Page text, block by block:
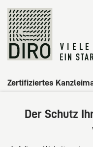
Zertifiziertes
Der Schutz